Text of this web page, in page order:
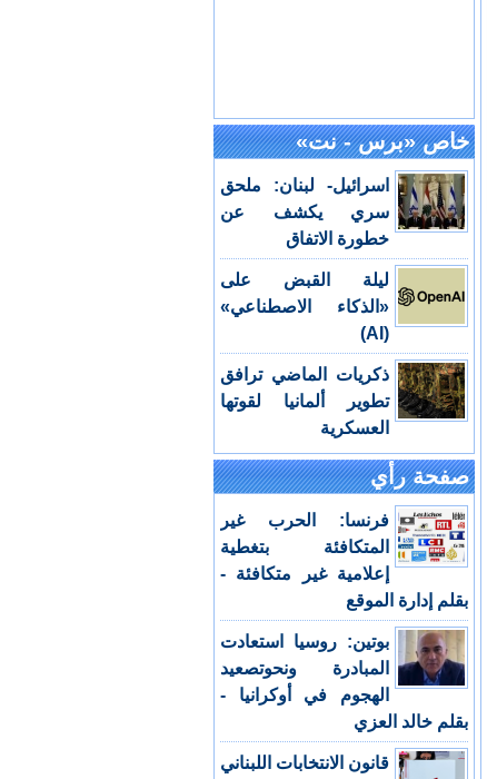
خاص «برس - نت»
اسرائيل- لبنان: ملحق
سري يكشف عن
خطورة الاتفاق
ليلة القبض على
«الذكاء الاصطناعي»
(AI)
ذكريات الماضي ترافق
تطوير ألمانيا لقوتها
العسكرية
صفحة رأي
فرنسا: الحرب غير
المتكافئة بتغطية
إعلامية غير متكافئة -
بقلم إدارة الموقع
بوتين: روسيا استعادت
المبادرة ونحوتصعيد
الهجوم في أوكرانيا -
بقلم خالد العزي
قانون الانتخابات اللبناني